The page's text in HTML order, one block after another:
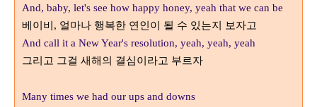
And, baby, let's see how happy honey, yeah that we can be
베이비, 얼마나 행복한 연인이 될 수 있는지 보자고
And call it a New Year's resolution, yeah, yeah, yeah
그리고 그걸 새해의 결심이라고 부르자
Many times we had our ups and downs